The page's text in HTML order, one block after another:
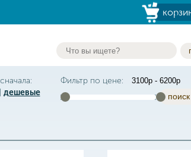
дешевые
Фильтр по цене:
поиск